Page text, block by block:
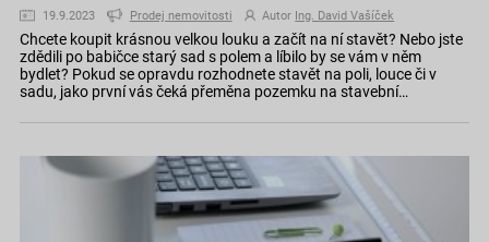
19.9.2023 Prodej nemovitosti Autor Ing. David Vašíček
Chcete koupit krásnou velkou louku a začít na ní stavět? Nebo jste
zdědili po babičce starý sad s polem a líbilo by se vám v něm
bydlet? Pokud se opravdu rozhodnete stavět na poli, louce či v
sadu, jako první vás čeká přeměna pozemku na stavební…